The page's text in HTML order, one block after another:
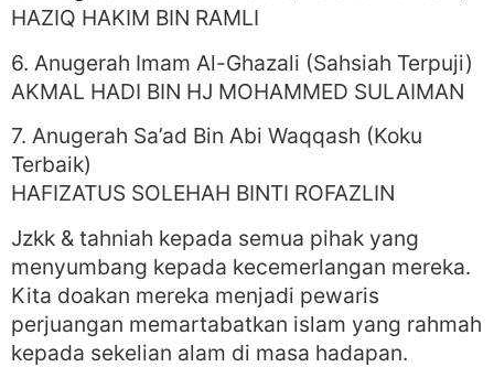
HAZIQ HAKIM BIN RAMLI
6. Anugerah Imam Al-Ghazali (Sahsiah Terpuji)
AKMAL HADI BIN HJ MOHAMMED SULAIMAN
7. Anugerah Sa’ad Bin Abi Waqqash (Koku
Terbaik)
HAFIZATUS SOLEHAH BINTI ROFAZLIN
Jzkk & tahniah kepada semua pihak yang
menyumbang kepada kecemerlangan mereka.
Kita doakan mereka menjadi pewaris
perjuangan memartabatkan islam yang rahmah
kepada sekelian alam di masa hadapan.